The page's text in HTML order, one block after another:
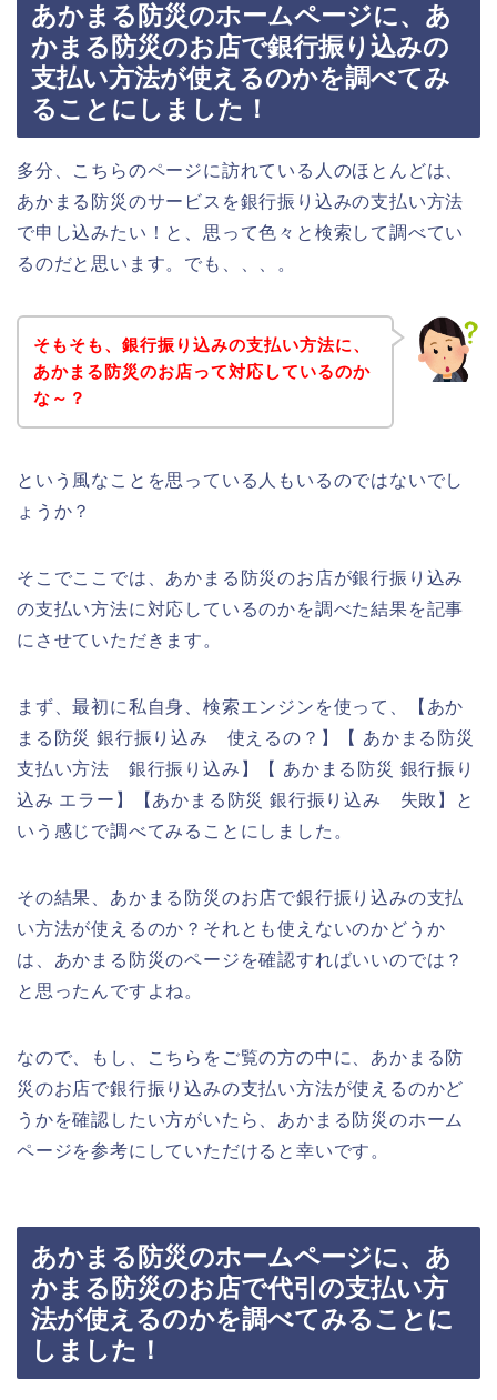
あかまる防災のホームページに、あ
かまる防災のお店で銀行振り込みの
支払い方法が使えるのかを調べてみ
ることにしました！
多分、こちらのページに訪れている人のほとんどは、
あかまる防災のサービスを銀行振り込みの支払い方法
で申し込みたい！と、思って色々と検索して調べてい
るのだと思います。でも、、、。
そもそも、銀行振り込みの支払い方法に、
あかまる防災のお店って対応しているのか
な～？
という風なことを思っている人もいるのではないでし
ょうか？
そこでここでは、あかまる防災のお店が銀行振り込み
の支払い方法に対応しているのかを調べた結果を記事
にさせていただきます。
まず、最初に私自身、検索エンジンを使って、【あか
まる防災 銀行振り込み 使えるの？】【 あかまる防災
支払い方法 銀行振り込み】【 あかまる防災 銀行振り
込み エラー】【あかまる防災 銀行振り込み 失敗】と
いう感じで調べてみることにしました。
その結果、あかまる防災のお店で銀行振り込みの支払
い方法が使えるのか？それとも使えないのかどうか
は、あかまる防災のページを確認すればいいのでは？
と思ったんですよね。
なので、もし、こちらをご覧の方の中に、あかまる防
災のお店で銀行振り込みの支払い方法が使えるのかど
うかを確認したい方がいたら、あかまる防災のホーム
ページを参考にしていただけると幸いです。
あかまる防災のホームページに、あ
かまる防災のお店で代引の支払い方
法が使えるのかを調べてみることに
しました！